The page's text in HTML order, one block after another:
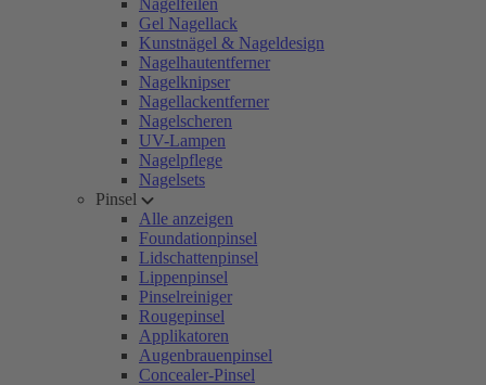
Nagelfeilen
Gel Nagellack
Kunstnägel & Nageldesign
Nagelhautentferner
Nagelknipser
Nagellackentferner
Nagelscheren
UV-Lampen
Nagelpflege
Nagelsets
Pinsel
Alle anzeigen
Foundationpinsel
Lidschattenpinsel
Lippenpinsel
Pinselreiniger
Rougepinsel
Applikatoren
Augenbrauenpinsel
Concealer-Pinsel